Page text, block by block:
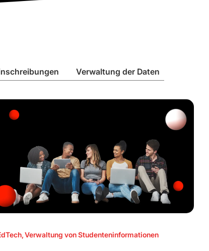
Verwaltung der Daten
,Verwaltung von Studenteninformationen